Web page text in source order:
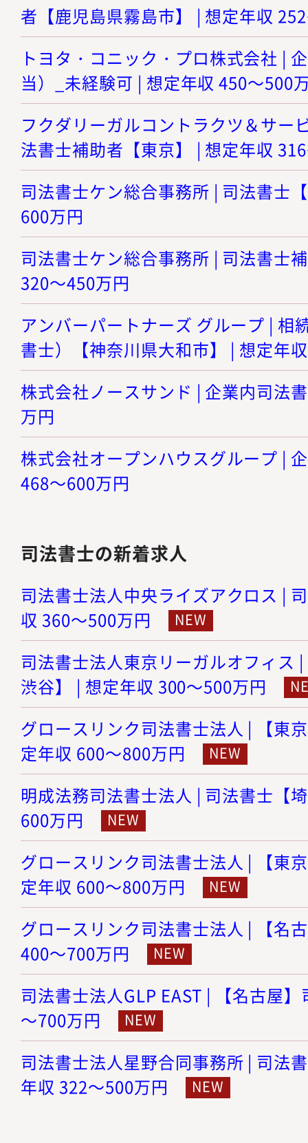
者【鹿児島県霧島市】 | 想定年収
トヨタ・コニック・プロ株式会社 |
当）_未経験可 | 想定年収 450～500
フクダリーガルコントラクツ＆サー
法書士補助者【東京】 | 想定年収
司法書士ケン総合事務所 | 司法書士
600万円
司法書士ケン総合事務所 | 司法書士
320～450万円
アンバーパートナーズ グループ | 相
書士）【神奈川県大和市】 | 想定年
株式会社ノースサンド | 企業内司法
万円
株式会社オープンハウスグループ |
468～600万円
司法書士の新着求人
司法書士法人中央ライズアクロス |
収 360～500万円
司法書士法人東京リーガルオフィス
渋谷】 | 想定年収 300～500万円
グロースリンク司法書士法人 | 【東
定年収 600～800万円
明成法務司法書士法人 | 司法書士【
600万円
グロースリンク司法書士法人 | 【東
定年収 600～800万円
グロースリンク司法書士法人 | 【名
400～700万円
司法書士法人GLP EAST | 【名古屋
～700万円
司法書士法人星野合同事務所 | 司法
年収 322～500万円